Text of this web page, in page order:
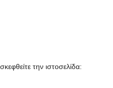
την ιστοσελίδα: